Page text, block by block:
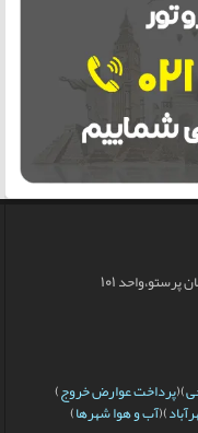
101
)(پرداخت عوارض خروج)
)(آب و هوا شهرها)